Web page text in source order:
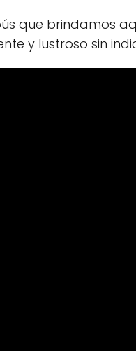
que brindamos
y lustroso sin